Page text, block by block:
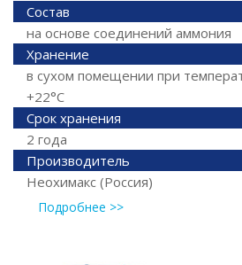
Состав
на основе соединений аммония
Хранение
в сухом помещении при
+22°C
Срок хранения
2 года
Производитель
Неохимакс (Россия)
Подробнее >>